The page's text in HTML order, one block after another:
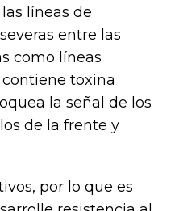
líneas de
entre las
como líneas
toxina
la señal de los
de la frente y
por lo que es